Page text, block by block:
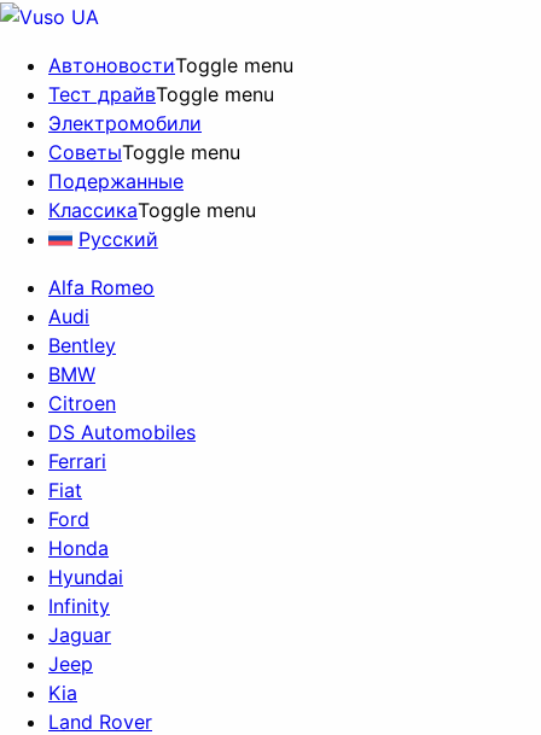
АвтоновостиToggle menu
Тест драйвToggle menu
Электромобили
СоветыToggle menu
Подержанные
КлассикаToggle menu
Русский
Alfa Romeo
Audi
Bentley
BMW
Citroen
DS Automobiles
Ferrari
Fiat
Ford
Honda
Hyundai
Infinity
Jaguar
Jeep
Kia
Land Rover